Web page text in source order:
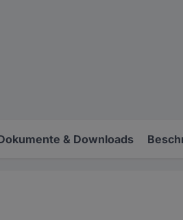
& Downloads